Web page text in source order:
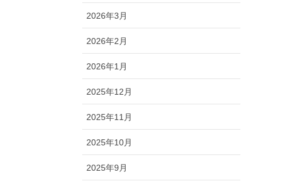
2026年3月
2026年2月
2026年1月
2025年12月
2025年11月
2025年10月
2025年9月